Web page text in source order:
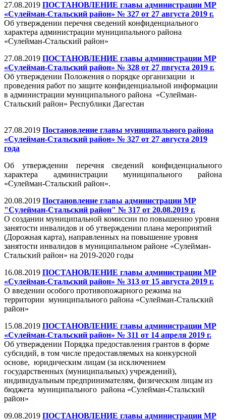
27.08.2019 ПОСТАНОВЛЕНИЕ главы администрации МР
«Сулейман-Стальский район» № 327 от 27 августа 2019 г.
Об утверждении перечня сведений конфиденциального
характера администрации муниципального района
«Сулейман-Стальский район»
27.08.2019 ПОСТАНОВЛЕНИЕ главы администрации МР
«Сулейман-Стальский район» № 328 от 27 пвгуста 2019 г.
Об утверждении Положения о порядке организации и
проведения работ по защите конфиденциальной информации
в администрации муниципального района «Сулейман-
Стальский район» Республики Дагестан
27.08.2019 Постановление главы муниципального района
«Сулейман-Стальский район» № 327 от 27 августа 2019
года
Об утверждении перечня сведений конфиденциального
характера администрации муниципального района
«Сулейман-Стальский район».
20.08.2019 Постановление главы администрации МР
"Сулейман-Стальский район" № 317 от 20.08.2019 г.
О создании муниципальной комиссии по повышению уровня
занятости инвалидов и об утверждении плана мероприятий
(Дорожная карта), направленных на повышение уровня
занятости инвалидов в муниципальном районе «Сулейман-
Стальский район» на 2019-2020 годы
16.08.2019 ПОСТАНОВЛЕНИЕ главы администрации МР
«Сулейман-Стальский район» № 313 от 15 августа 2019 г.
О введении особого противопожарного режима на
территории муниципального района «Сулейман-Стальский
район»
15.08.2019 ПОСТАНОВЛЕНИЕ главы администрации МР
«Сулейман-Стальский район» № 311 от 14 апреля 2019 г.
Об утверждении Порядка предоставления грантов в форме
субсидий, в том числе предоставляемых на конкурсной
основе, юридическим лицам (за исключением
государственных (муниципальных) учреждений),
индивидуальным предпринимателям, физическим лицам из
бюджета муниципального района «Сулейман-Стальский
район»
09.08.2019 ПОСТАНОВЛЕНИЕ главы администрации МР